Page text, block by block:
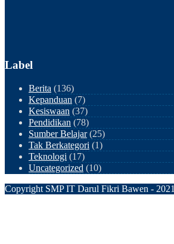
Label
Berita (136)
Kepanduan (7)
Kesiswaan (37)
Pendidikan (78)
Sumber Belajar(25)
Tak Berkategori (1)
Teknologi (17)
Uncategorized (10)
Copyright SMP IT Darul Fikri Bawen - 2021